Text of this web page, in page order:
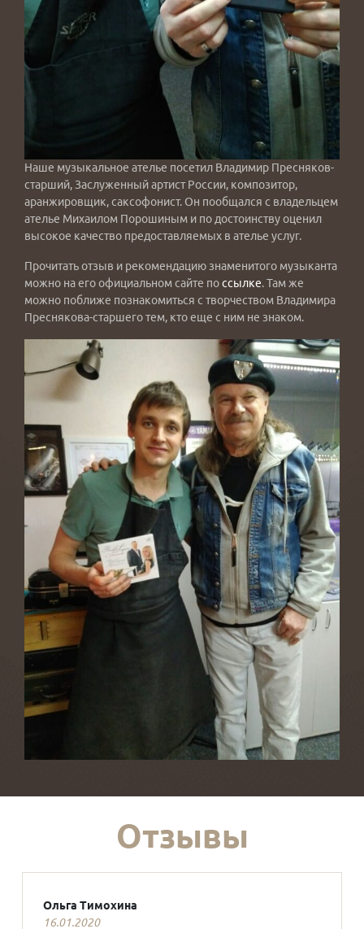
Наше музыкальное ателье посетил Владимир Пресняков-
старший, Заслуженный артист России, композитор,
аранжировщик, саксофонист. Он пообщался с владельцем
ателье Михаилом Порошиным и по достоинству оценил
высокое качество предоставляемых в ателье услуг.
Прочитать отзыв и рекомендацию знаменитого музыканта
можно на его официальном сайте поссылке. Там же
можно поближе познакомиться с творчеством Владимира
Преснякова-старшего тем, кто еще с ним не знаком.
Отзывы
Ольга Тимохина
16.01.2020